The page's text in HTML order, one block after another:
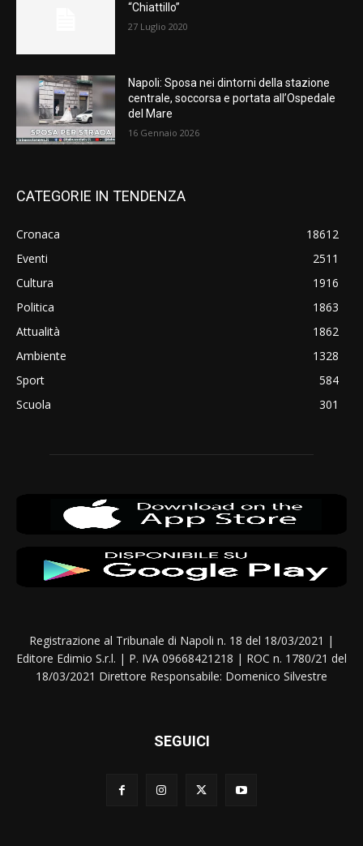
“Chiattillo”
27 Luglio 2020
Napoli: Sposa nei dintorni della stazione
centrale, soccorsa e portata all’Ospedale
del Mare
16 Gennaio 2026
CATEGORIE IN TENDENZA
Cronaca
18612
Eventi
2511
Cultura
1916
Politica
1863
Attualità
1862
Ambiente
1328
Sport
584
Scuola
301
Registrazione al Tribunale di Napoli n. 18 del 18/03/2021 |
Editore Edimio S.r.l. | P. IVA 09668421218 | ROC n. 1780/21 del
18/03/2021 Direttore Responsabile: Domenico Silvestre
SEGUICI